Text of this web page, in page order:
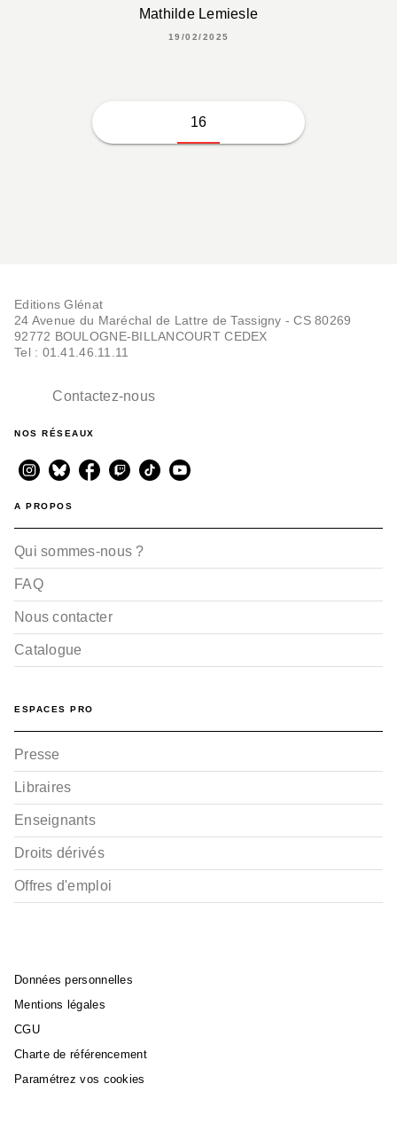
Mathilde Lemiesle
19/02/2025
16
Editions Glénat
24 Avenue du Maréchal de Lattre de Tassigny - CS 80269
92772 BOULOGNE-BILLANCOURT CEDEX
Tel : 01.41.46.11.11
Contactez-nous
NOS RÉSEAUX
A PROPOS
Qui sommes-nous ?
FAQ
Nous contacter
Catalogue
ESPACES PRO
Presse
Libraires
Enseignants
Droits dérivés
Offres d'emploi
Données personnelles
Mentions légales
CGU
Charte de référencement
Paramétrez vos cookies